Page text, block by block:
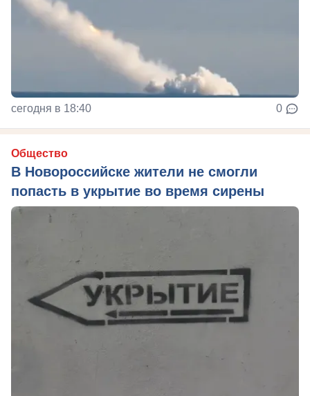
сегодня в 18:40 0
Общество
В Новороссийске жители не смогли
попасть в укрытие во время сирены